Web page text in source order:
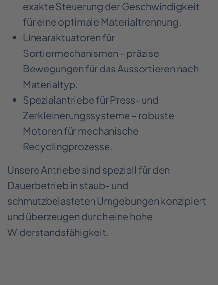
exakte Steuerung der Geschwindigkeit
für eine optimale Materialtrennung.
Linearaktuatoren für
Sortiermechanismen – präzise
Bewegungen für das Aussortieren nach
Materialtyp.
Spezialantriebe für Press- und
Zerkleinerungssysteme – robuste
Motoren für mechanische
Recyclingprozesse.
Unsere Antriebe sind speziell für den
Dauerbetrieb in staub- und
schmutzbelasteten Umgebungen konzipiert
und überzeugen durch eine hohe
Widerstandsfähigkeit.